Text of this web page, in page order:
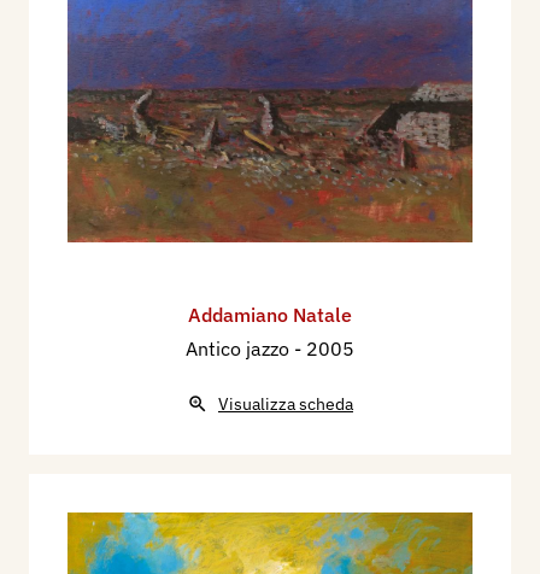
Addamiano Natale
Antico jazzo - 2005
Visualizza scheda